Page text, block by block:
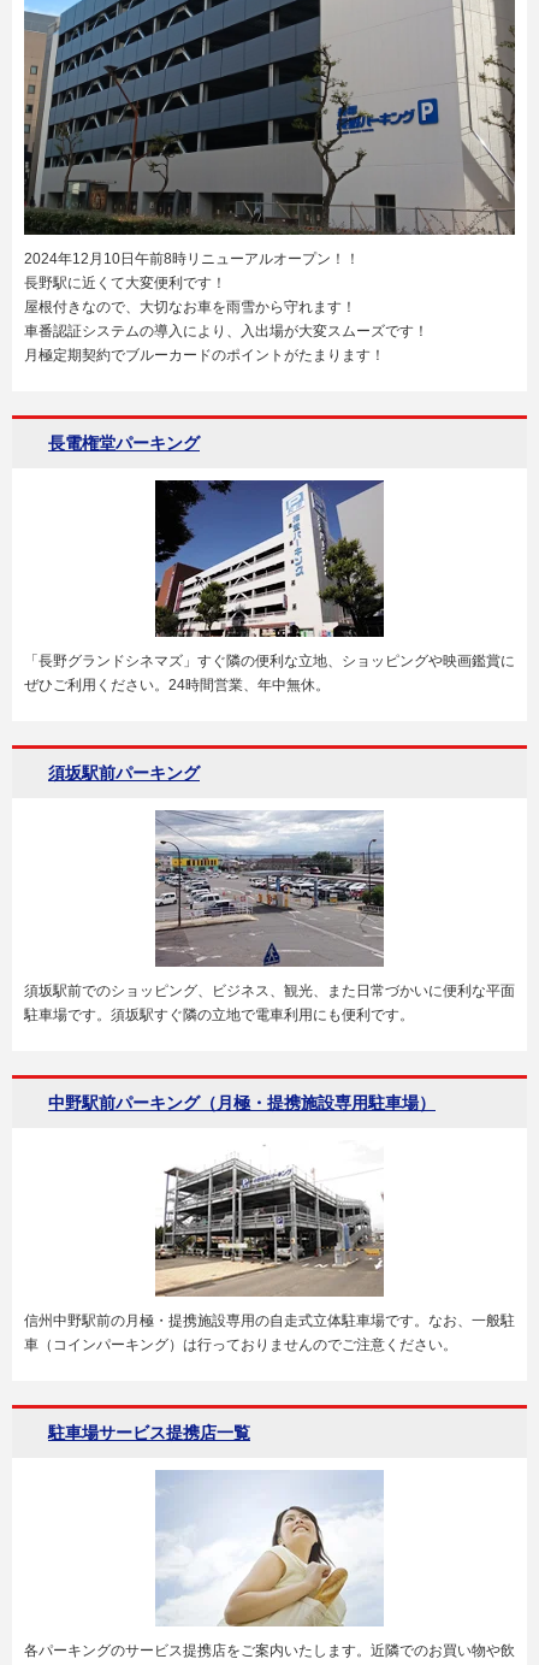
2024年12月10日午前8時リニューアルオープン！！
長野駅に近くて大変便利です！
屋根付きなので、大切なお車を雨雪から守れます！
車番認証システムの導入により、入出場が大変スムーズです！
月極定期契約でブルーカードのポイントがたまります！
長電権堂パーキング
「長野グランドシネマズ」すぐ隣の便利な立地、ショッピングや映画鑑賞に
ぜひご利用ください。24時間営業、年中無休。
須坂駅前パーキング
須坂駅前でのショッピング、ビジネス、観光、また日常づかいに便利な平面
駐車場です。須坂駅すぐ隣の立地で電車利用にも便利です。
中野駅前パーキング（月極・提携施設専用駐車場）
信州中野駅前の月極・提携施設専用の自走式立体駐車場です。なお、一般駐
車（コインパーキング）は行っておりませんのでご注意ください。
駐車場サービス提携店一覧
各パーキングのサービス提携店をご案内いたします。近隣でのお買い物や飲